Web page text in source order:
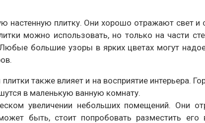
настенную плитку. Они хорошо отражают свет
можно использовать, но только на части
большие узоры в ярких цветах могут
также влияет и на восприятие интерьера.
в маленькую ванную комнату.
увеличении небольших помещений. Они
быть, стоит попробовать разместить